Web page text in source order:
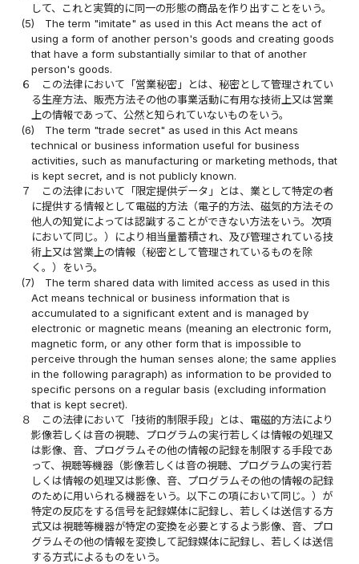
して、これと実質的に同一の形態の商品を作り出すことをいう。
(5)
The term "imitate" as used in this Act means the act of
using a form of another person's goods and creating goods
that have a form substantially similar to that of another
person's goods.
６
この法律において「営業秘密」とは、秘密として管理されてい
る生産方法、販売方法その他の事業活動に有用な技術上又は営業
上の情報であって、公然と知られていないものをいう。
(6)
The term "trade secret" as used in this Act means
technical or business information useful for business
activities, such as manufacturing or marketing methods, that
is kept secret, and is not publicly known.
７
この法律において「限定提供データ」とは、業として特定の者
に提供する情報として電磁的方法（電子的方法、磁気的方法その
他人の知覚によっては認識することができない方法をいう。次項
において同じ。）により相当量蓄積され、及び管理されている技
術上又は営業上の情報（秘密として管理されているものを除
く。）をいう。
(7)
The term shared data with limited access as used in this
Act means technical or business information that is
accumulated to a significant extent and is managed by
electronic or magnetic means (meaning an electronic form,
magnetic form, or any other form that is impossible to
perceive through the human senses alone; the same applies
in the following paragraph) as information to be provided to
specific persons on a regular basis (excluding information
that is kept secret).
８
この法律において「技術的制限手段」とは、電磁的方法により
影像若しくは音の視聴、プログラムの実行若しくは情報の処理又
は影像、音、プログラムその他の情報の記録を制限する手段であ
って、視聴等機器（影像若しくは音の視聴、プログラムの実行若
しくは情報の処理又は影像、音、プログラムその他の情報の記録
のために用いられる機器をいう。以下この項において同じ。）が
特定の反応をする信号を記録媒体に記録し、若しくは送信する方
式又は視聴等機器が特定の変換を必要とするよう影像、音、プロ
グラムその他の情報を変換して記録媒体に記録し、若しくは送信
する方式によるものをいう。